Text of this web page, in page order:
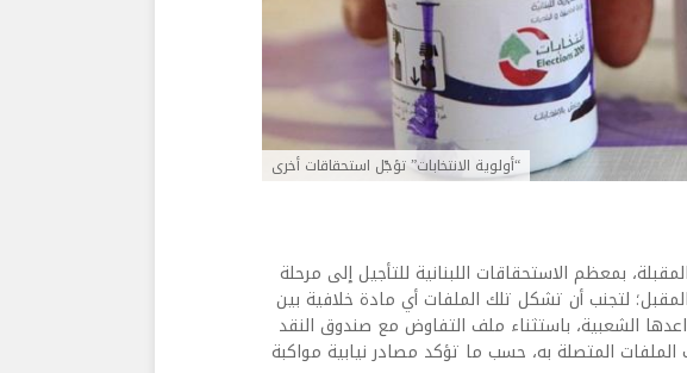
“أولوية الانتخابات” تؤجّل استحقاقات أخرى
بمعظم الاستحقاقات اللبنانية للتأجيل إلى مرحلة
المزمع إجراؤه في 15 أيار المقبل؛ لتجنب أن تشكل تلك الملفات أي مادة خلافية بين
الشعبية، باستثناء ملف التفاوض مع صندوق النقد
المتصلة به، حسب ما تؤكد مصادر نيابية مواكبة